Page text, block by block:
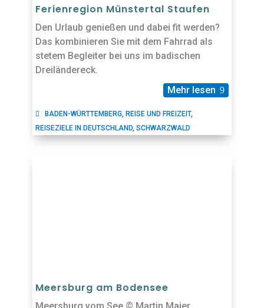
Ferienregion Münstertal Staufen
Den Urlaub genießen und dabei fit werden?
Das kombinieren Sie mit dem Fahrrad als
stetem Begleiter bei uns im badischen
Dreiländereck.
Mehr lesen
BADEN-WÜRTTEMBERG, REISE UND FREIZEIT,
REISEZIELE IN DEUTSCHLAND, SCHWARZWALD
Meersburg am Bodensee
Meersburg vom See © Martin Maier